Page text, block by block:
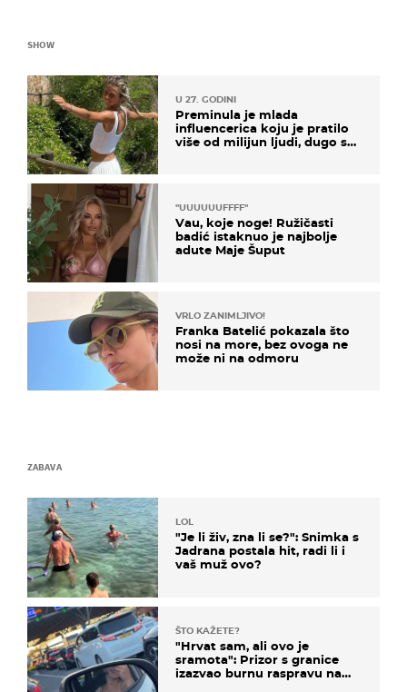
SHOW
U 27. GODINI
Preminula je mlada
influencerica koju je pratilo
više od milijun ljudi, dugo se
"UUUUUUFFFF"
Vau, koje noge! Ružičasti
badić istaknuo je najbolje
adute Maje Šuput
VRLO ZANIMLJIVO!
Franka Batelić pokazala što
nosi na more, bez ovoga ne
može ni na odmoru
ZABAVA
LOL
"Je li živ, zna li se?": Snimka s
Jadrana postala hit, radi li i
vaš muž ovo?
ŠTO KAŽETE?
"Hrvat sam, ali ovo je
sramota": Prizor s granice
izazvao burnu raspravu na